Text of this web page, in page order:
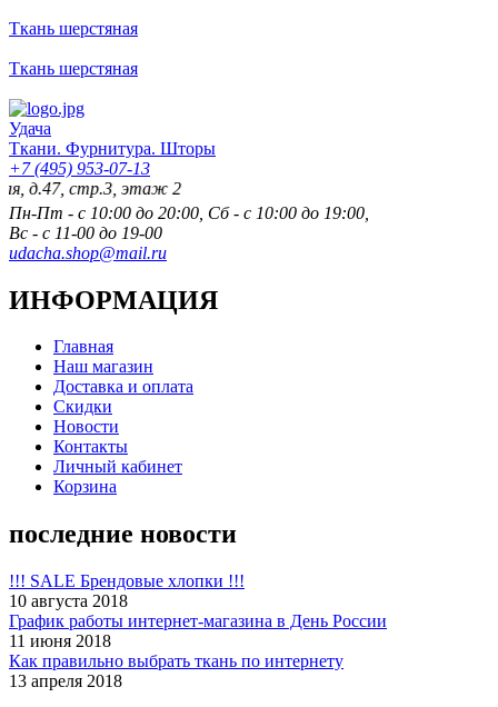
Ткань шерстяная
Ткань шерстяная
Удача
Ткани. Фурнитура. Шторы
+7 (495) 953-07-13
стр.3, этаж 2
Пн-Пт - с 10:00 до 20:00, Сб - с 10:00 до 19:00,
Вс - с 11-00 до 19-00
udacha.shop@mail.ru
ИНФОРМАЦИЯ
Главная
Наш магазин
Доставка и оплата
Скидки
Новости
Контакты
Личный кабинет
Корзина
последние новости
!!! SALE Брендовые хлопки !!!
10 августа 2018
График работы интернет-магазина в День России
11 июня 2018
Как правильно выбрать ткань по интернету
13 апреля 2018